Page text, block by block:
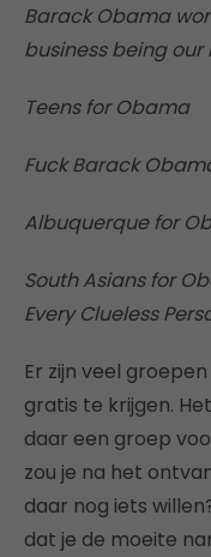
Barack Obama
business being our
Teens for Obama
Fuck Barack
Albuquerque for
South Asians for
Every Clueless
Er zijn veel
gratis te krijgen.
daar een groep
zou je na het
daar nog iets
dat je de moeite